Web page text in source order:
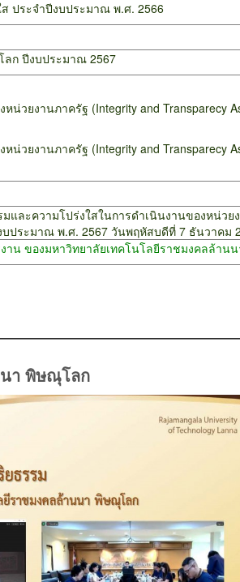
ประจำปีงบประมาณ พ.ศ. 2566
ลก ปีงบประมาณ 2567
วยงานภาครัฐ (Integrity and Transparecy
วยงานภาครัฐ (Integrity and Transparecy
ละความโปร่งใสในการดำเนินงานของหน่ว
ประมาณ พ.ศ. 2567 วันพฤหัสบดีที่ 7 ธันวาคม
าน ของมหาวิทยาลัยเทคโนโลยีราชมงคลล้าน
นา พิษณุโลก